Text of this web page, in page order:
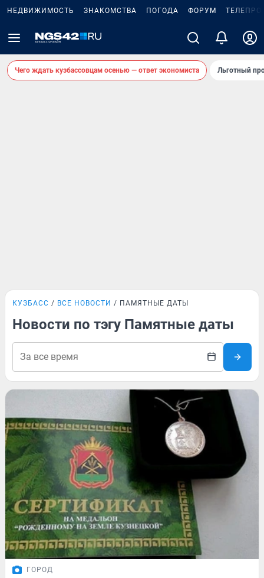
НЕДВИЖИМОСТЬ ЗНАКОМСТВА ПОГОДА ФОРУМ
Чего ждать кузбассовцам осенью — ответ экономиста Льготный
КУЗБАСС ВСЕ НОВОСТИ ПАМЯТНЫЕ ДАТЫ
Новости по тэгу Памятные даты
ГОРОД